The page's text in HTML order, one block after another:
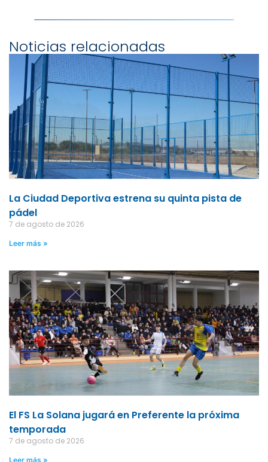
Noticias relacionadas
La Ciudad Deportiva estrena su quinta pista de
pádel
7 de agosto de 2026
Leer más »
El FS La Solana jugará en Preferente la próxima
temporada
7 de agosto de 2026
Leer más »